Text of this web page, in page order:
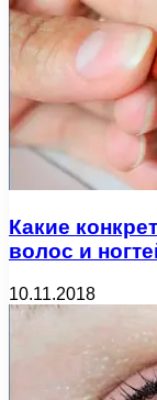
Какие
волос и
10.11.2018